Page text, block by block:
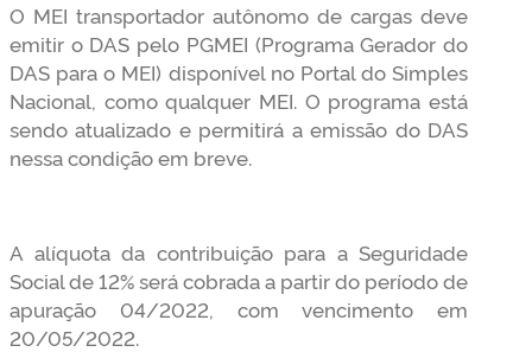
O MEI transportador autônomo de cargas deve
emitir o DAS pelo PGMEI (Programa Gerador do
DAS para o MEI) disponível no Portal do Simples
Nacional, como qualquer MEI. O programa está
sendo atualizado e permitirá a emissão do DAS
nessa condição em breve.
A alíquota da contribuição para a Seguridade
Social de 12% será cobrada a partir do período de
apuração 04/2022, com vencimento em
20/05/2022.